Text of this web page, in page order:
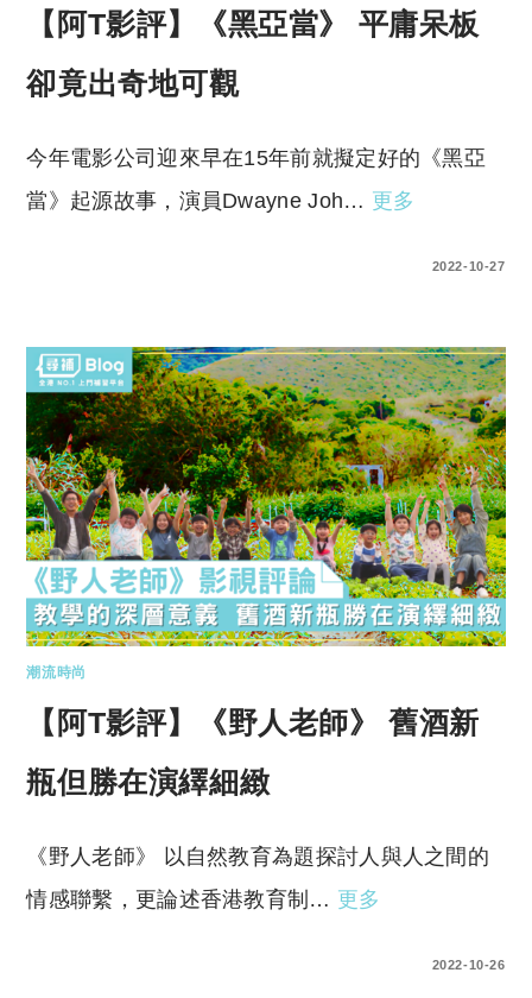
【阿T影評】《黑亞當》 平庸呆板
卻竟出奇地可觀
今年電影公司迎來早在15年前就擬定好的《黑亞
當》起源故事，演員Dwayne Joh… 更多
2022-10-27
潮流時尚
【阿T影評】《野人老師》 舊酒新
瓶但勝在演繹細緻
《野人老師》 以自然教育為題探討人與人之間的
情感聯繫，更論述香港教育制… 更多
2022-10-26